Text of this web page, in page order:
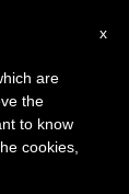
x
are
the
to know
cookies,